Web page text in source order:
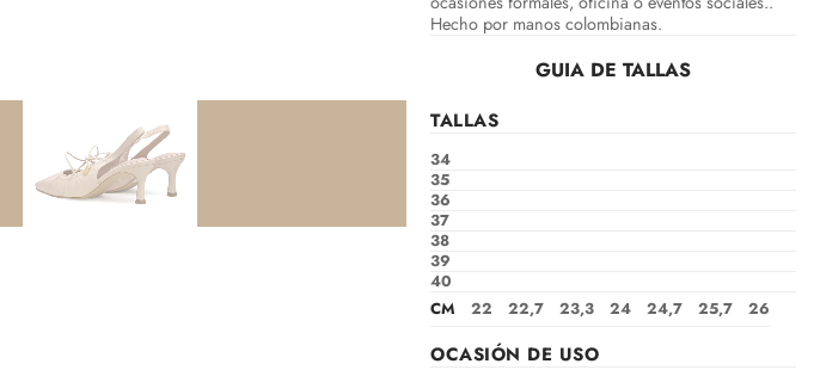
Hecho por manos colombianas.
GUIA DE TALLAS
TALLAS
34
35
36
37
38
39
40
CM
22 22,7 23,3 24 24,7 25,7 26
OCASIÓN DE USO